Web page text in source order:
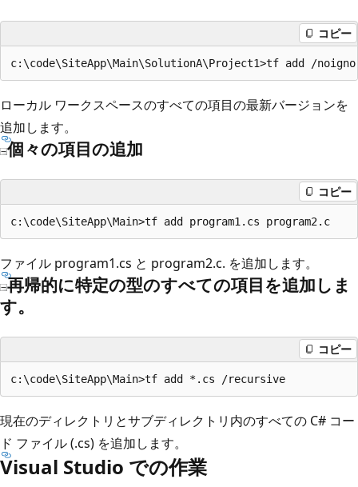
コピー
ローカル ワークスペースのすべての項目の最新バージョンを
追加します。
個々の項目の追加
コピー
ファイル program1.cs と program2.c. を追加します。
再帰的に特定の型のすべての項目を追加しま
す。
コピー
現在のディレクトリとサブディレクトリ内のすべての C# コー
ド ファイル (.cs) を追加します。
Visual Studio での作業